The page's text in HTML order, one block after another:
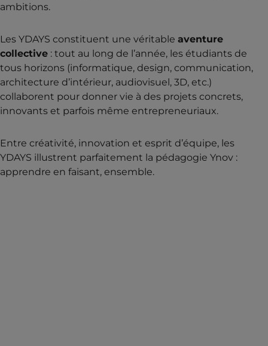
ambitions.
Les YDAYS constituent une véritable aventure
collective : tout au long de l’année, les étudiants de
tous horizons (informatique, design, communication,
architecture d’intérieur, audiovisuel, 3D, etc.)
collaborent pour donner vie à des projets concrets,
innovants et parfois même entrepreneuriaux.
Entre créativité, innovation et esprit d’équipe, les
YDAYS illustrent parfaitement la pédagogie Ynov :
apprendre en faisant, ensemble.